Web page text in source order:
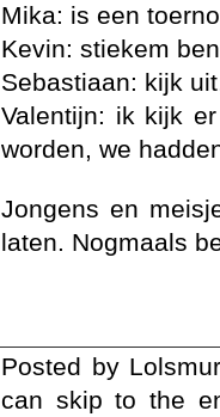
Mika: is een
Kevin: stiekem
Sebastiaan: kijk
Valentijn: ik kijk
worden, we
Jongens en
laten. Nogmaals
Posted by
can skip to the